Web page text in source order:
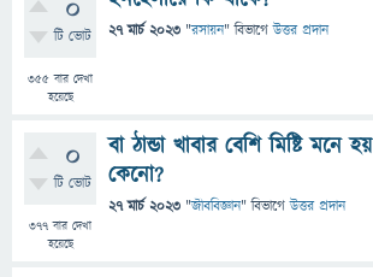
0
টি ভোট
355 বার দেখা
হয়েছে
27 মার্চ 2023 "রসায়ন" বিভাগে উত্তর প্রদান
0
টি ভোট
377 বার দেখা
হয়েছে
বা ঠান্ডা খাবার বেশি মিষ্টি মনে হয়
কেনো?
27 মার্চ 2023 "জীববিজ্ঞান" বিভাগে উত্তর প্রদান